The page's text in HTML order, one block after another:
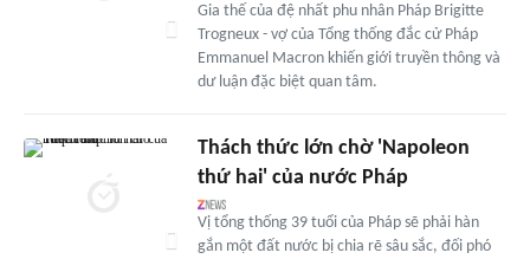
Gia thế của đệ nhất phu nhân Pháp Brigitte
Trogneux - vợ của Tổng thống đắc cử Pháp
Emmanuel Macron khiến giới truyền thông và
dư luận đặc biệt quan tâm.
Thách thức lớn chờ 'Napoleon
thứ hai' của nước Pháp
Vị tổng thống 39 tuổi của Pháp sẽ phải hàn
gắn một đất nước bị chia rẽ sâu sắc, đối phó